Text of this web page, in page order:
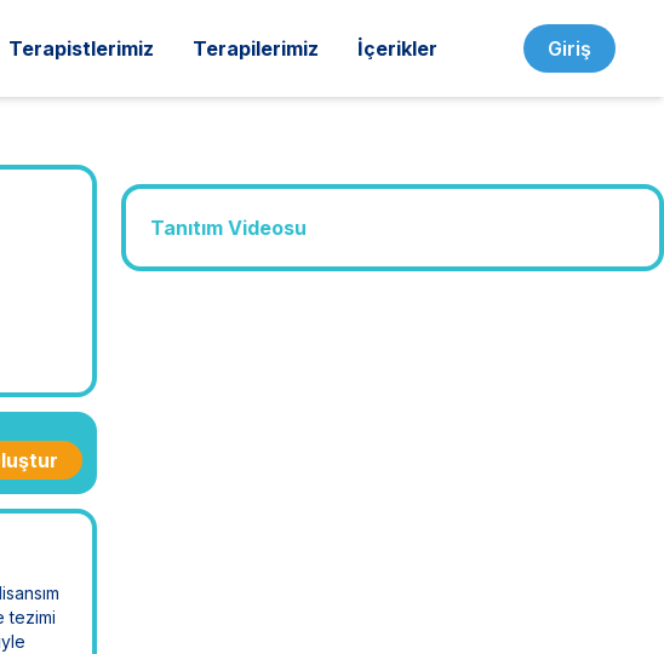
Terapistlerimiz Terapilerimiz İçerikler Giriş
tezimi
Tanıtım Videosu